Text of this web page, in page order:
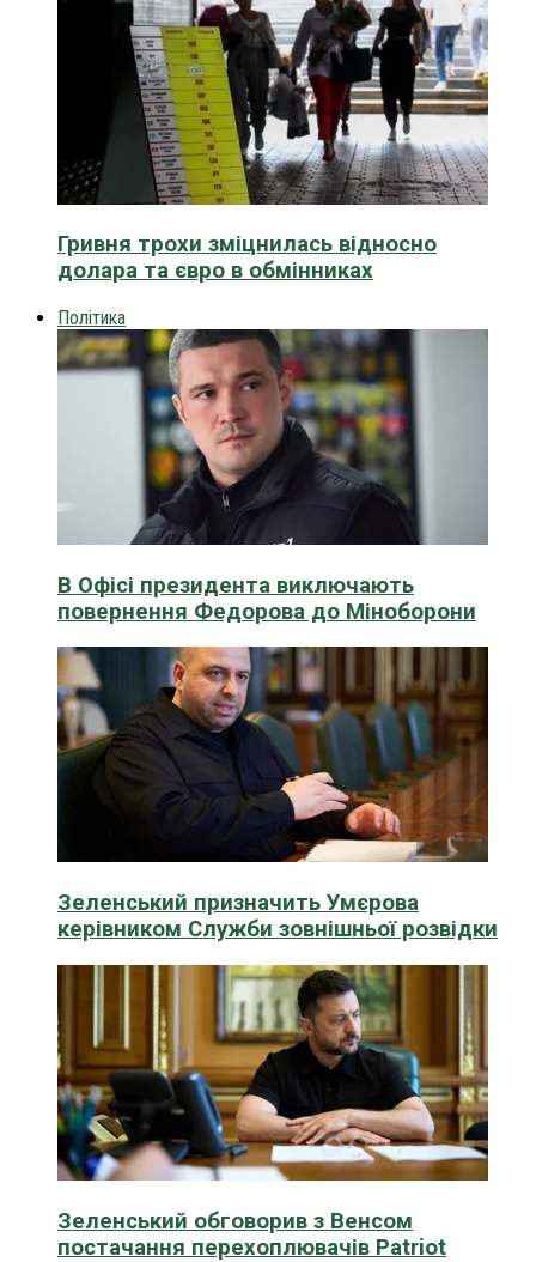
Гривня трохи зміцнилась відносно
долара та євро в обмінниках
Політика
В Офісі президента виключають
повернення Федорова до Міноборони
Зеленський призначить Умєрова
керівником Служби зовнішньої розвідки
Зеленський обговорив з Венсом
постачання перехоплювачів Patriot